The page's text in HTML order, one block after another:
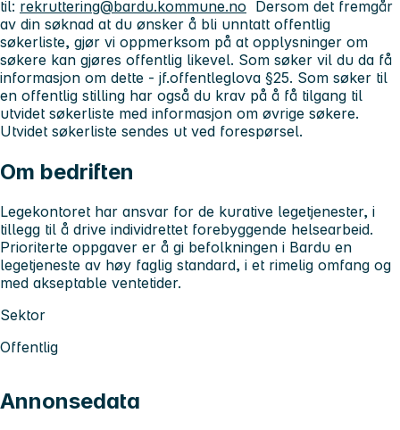
til: rekruttering@bardu.kommune.no Dersom det fremgår
av din søknad at du ønsker å bli unntatt offentlig
søkerliste, gjør vi oppmerksom på at opplysninger om
søkere kan gjøres offentlig likevel. Som søker vil du da få
informasjon om dette - jf.offentleglova §25. Som søker til
en offentlig stilling har også du krav på å få tilgang til
utvidet søkerliste med informasjon om øvrige søkere.
Utvidet søkerliste sendes ut ved forespørsel.
Om bedriften
Legekontoret har ansvar for de kurative legetjenester, i
tillegg til å drive individrettet forebyggende helsearbeid.
Prioriterte oppgaver er å gi befolkningen i Bardu en
legetjeneste av høy faglig standard, i et rimelig omfang og
med akseptable ventetider.
Sektor
Offentlig
Annonsedata